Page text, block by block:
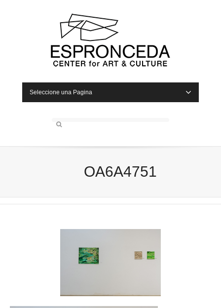
Seleccione una Pagina
OA6A4751